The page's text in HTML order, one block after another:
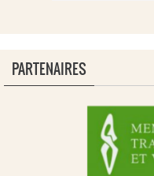
PARTENAIRES